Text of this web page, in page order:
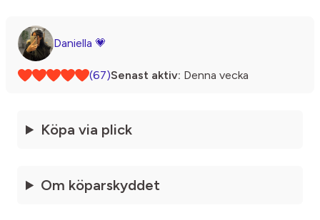
Daniella 💗
(67)Senast aktiv: Denna vecka
Köpa via plick
Om köparskyddet